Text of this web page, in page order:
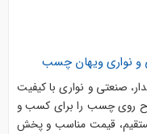
و نواری ویهان چسب
صنعتی و نواری با کیفیت
روی چسب را برای کسب ‌و
قیمت مناسب و پخش